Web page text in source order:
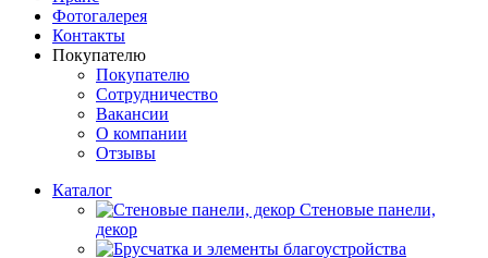
Фотогалерея
Контакты
Покупателю
Покупателю
Сотрудничество
Вакансии
О компании
Отзывы
Каталог
Стеновые панели,
декор